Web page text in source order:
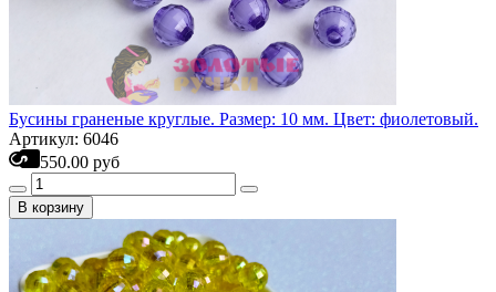
Бусины граненые круглые. Размер: 10 мм. Цвет: фиолетовый.
Артикул: 6046
550.00 руб
В корзину